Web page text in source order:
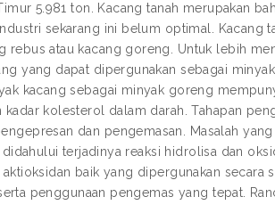
5.981 ton. Kacang tanah merupakan
sekarang ini belum optimal. Kacang
rebus atau kacang goreng. Untuk lebih
yang dapat dipergunakan sebagai
kacang sebagai minyak goreng
kolesterol dalam darah. Tahapan
dan pengemasan. Masalah
terjadinya reaksi hidrolisa dan
baik yang dipergunakan secara
penggunaan pengemas yang tepat.